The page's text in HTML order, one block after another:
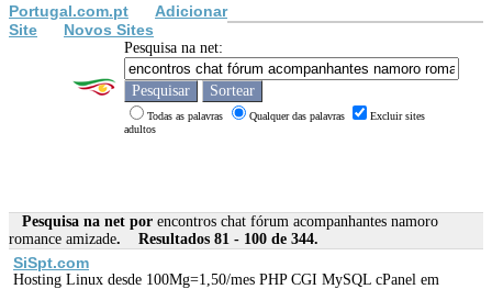
Portugal.com.pt
Adicionar
Site
Novos Sites
Pesquisa na net:
Todas as palavras Qualquer das palavras
Excluir sites
adultos
Pesquisa na net por encontros chat fórum acompanhantes namoro
romance amizade. Resultados 81 - 100 de 344.
SiSpt.com
Hosting Linux desde 100Mg=1,50/mes PHP CGI MySQL cPanel em